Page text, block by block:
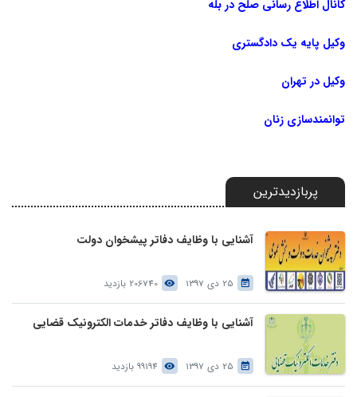
کانال اطلاع رسانی صلح در بله
وکیل پایه یک دادگستری
وکیل در تهران
توانمندسازی زنان
پربازدیدترین
آشنایی با وظایف دفاتر پیشخوان دولت
25 دی 1397 206740 بازدید
آشنایی با وظایف دفاتر خدمات الکترونیک قضایی
25 دی 1397 99194 بازدید